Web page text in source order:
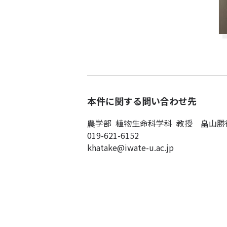
本件に関する問い合わせ先
農学部 植物生命科学科 教授 畠山勝
019-621-6152
khatake@iwate-u.ac.jp